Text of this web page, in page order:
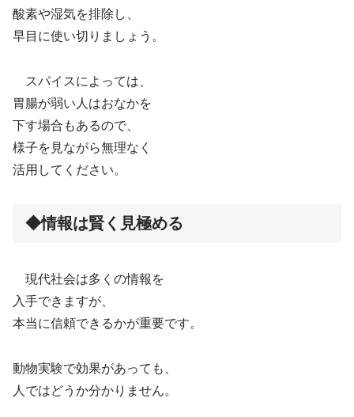
酸素や湿気を排除し、
早目に使い切りましょう。
スパイスによっては、
胃腸が弱い人はおなかを
下す場合もあるので、
様子を見ながら無理なく
活用してください。
◆情報は賢く見極める
現代社会は多くの情報を
入手できますが、
本当に信頼できるかが重要です。
動物実験で効果があっても、
人ではどうか分かりません。